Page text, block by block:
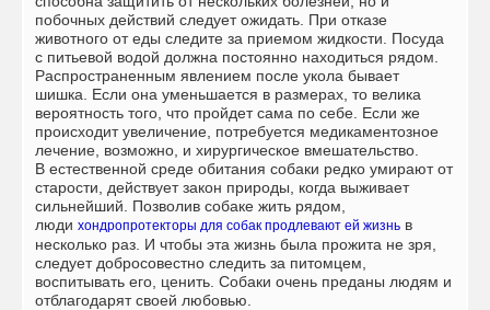
побочных действий следует ожидать. При отказе
животного от еды следите за приемом жидкости. Посуда
с питьевой водой должна постоянно находиться рядом.
Распространенным явлением после укола бывает
шишка. Если она уменьшается в размерах, то велика
вероятность того, что пройдет сама по себе. Если же
происходит увеличение, потребуется медикаментозное
лечение, возможно, и хирургическое вмешательство.
В естественной среде обитания собаки редко умирают от
старости, действует закон природы, когда выживает
сильнейший. Позволив собаке жить рядом,
люди хондропротекторы для собак продлевают ей жизнь в
несколько раз. И чтобы эта жизнь была прожита не зря,
следует добросовестно следить за питомцем,
воспитывать его, ценить. Собаки очень преданы людям и
отблагодарят своей любовью.